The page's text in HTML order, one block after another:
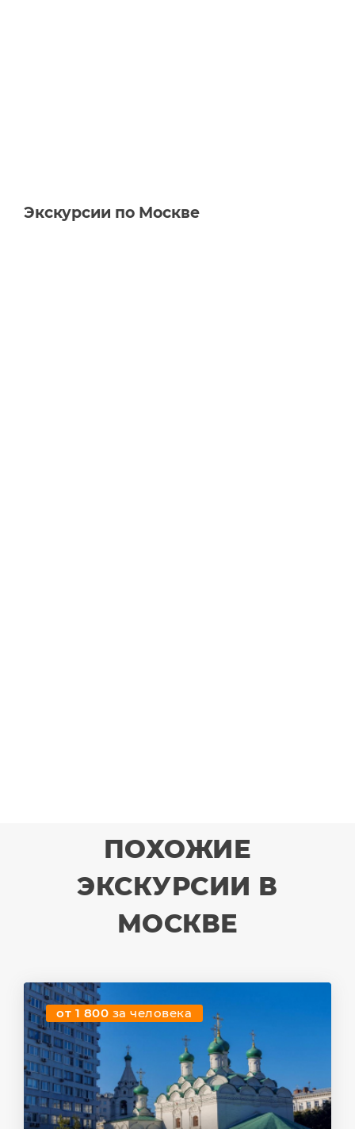
Экскурсии по Москве
ПОХОЖИЕ
ЭКСКУРСИИ В
МОСКВЕ
от 1 800 за человека